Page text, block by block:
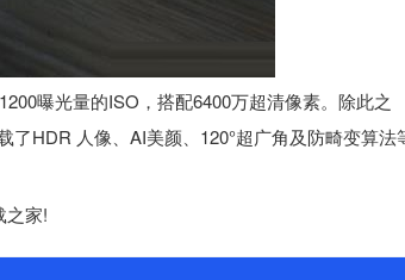
曝光量的ISO，搭配6400万超清像素。除此之
HDR 人像、AI美颜、120°超广角及防畸变算法
家!